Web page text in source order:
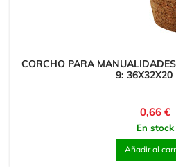
CORCHO PARA
9: 36X32X20
Precio
0,66 €
En stock
Añadir al